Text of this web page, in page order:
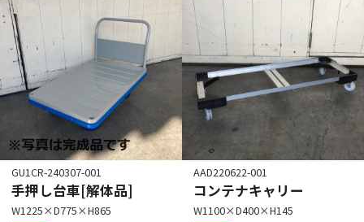
GU1CR-240307-001
手押し台車[解体品]
W1225×D775×H865
AAD220622-001
コンテナキャリー
W1100×D400×H145